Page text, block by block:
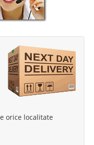
orice localitate